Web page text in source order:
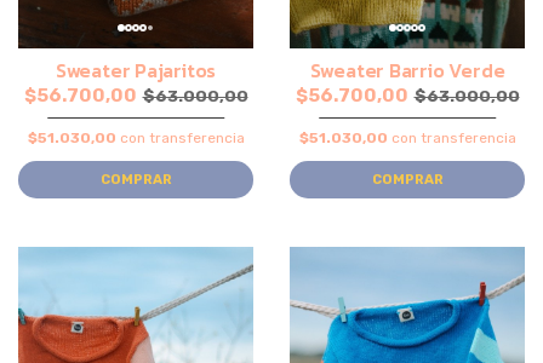
Sweater Pajaritos
$56.700,00 $63.000,00
$51.030,00 con transferencia
COMPRAR
Sweater Barrio Verde
$56.700,00 $63.000,00
$51.030,00 con transferencia
COMPRAR